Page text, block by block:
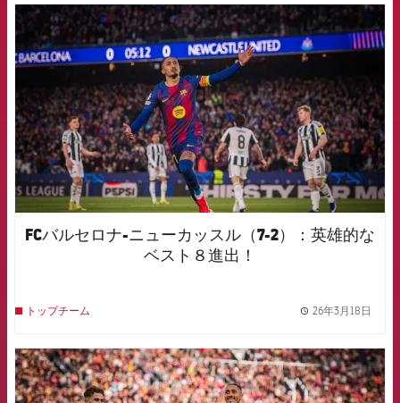
FCB Barcelona badge
FCバルセロナ-ニューカッスル（7-2）：英雄的な
ベスト８進出！
トップチーム 26年3月18日
FCB Barcelona badge